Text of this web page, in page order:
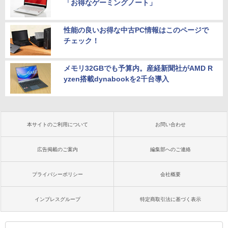
「お得なゲーミングノート」
性能の良いお得な中古PC情報はこのページで
チェック！
メモリ32GBでも予算内。産経新聞社がAMD R
yzen搭載dynabookを2千台導入
本サイトのご利用について お問い合わせ
広告掲載のご案内 編集部へのご連絡
プライバシーポリシー 会社概要
インプレスグループ 特定商取引法に基づく表示